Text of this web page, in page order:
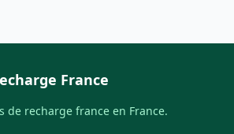
France
de recharge france en France.